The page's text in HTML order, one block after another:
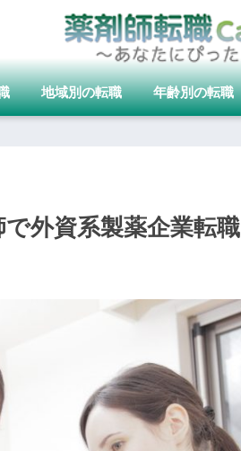
地域別の転職 年齢別の転職
外資系製薬企業転職